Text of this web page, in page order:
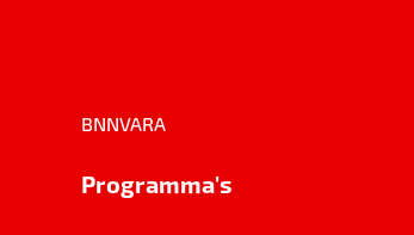
BNNVARA
Programma's